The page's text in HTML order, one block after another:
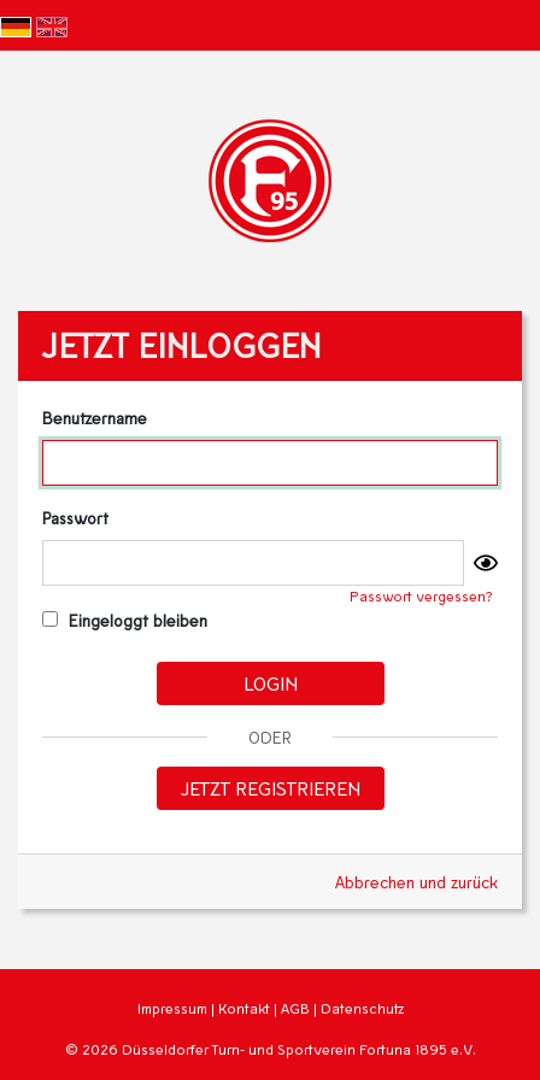
JETZT EINLOGGEN
Benutzername
Passwort
Passwort vergessen?
Eingeloggt bleiben
LOGIN
ODER
JETZT REGISTRIEREN
Abbrechen und zurück
Impressum | Kontakt | AGB | Datenschutz
© 2026 Düsseldorfer Turn- und Sportverein Fortuna 1895 e.V.